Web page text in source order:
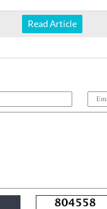
Read Article